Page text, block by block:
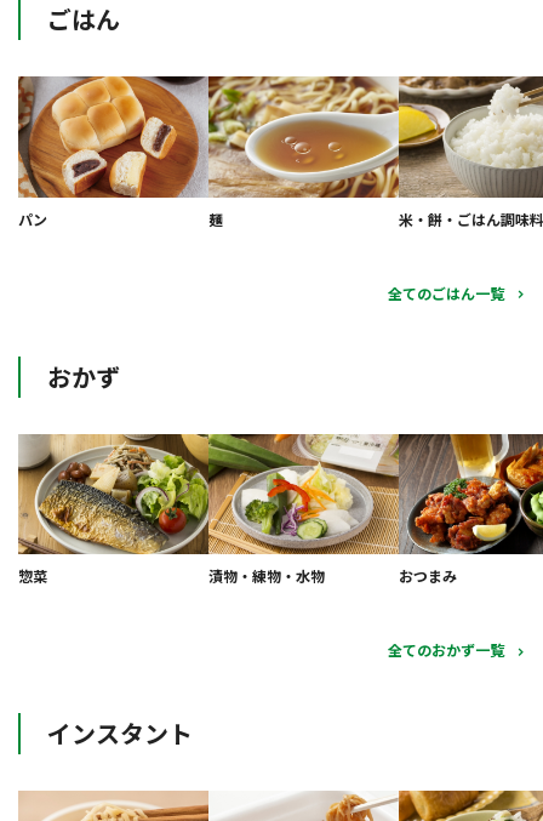
ごはん
パン 麺 米・餅・ごはん調味料
全てのごはん一覧
おかず
惣菜 漬物・練物・水物 おつまみ
全てのおかず一覧
インスタント